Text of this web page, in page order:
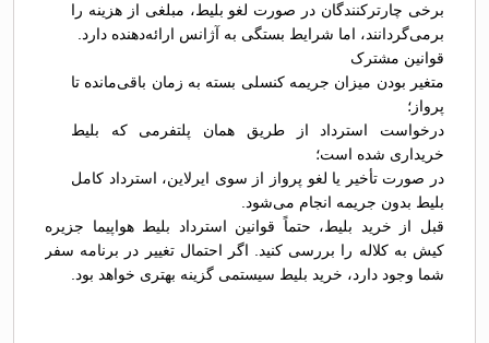
برخی چارترکنندگان در صورت لغو بلیط، مبلغی از هزینه را
برمی‌گردانند، اما شرایط بستگی به آژانس ارائه‌دهنده دارد.
قوانین مشترک
متغیر بودن میزان جریمه کنسلی بسته به زمان باقی‌مانده تا
پرواز؛
درخواست استرداد از طریق همان پلتفرمی که بلیط
خریداری شده است؛
در صورت تأخیر یا لغو پرواز از سوی ایرلاین، استرداد کامل
بلیط بدون جریمه انجام می‌شود.
قبل از خرید بلیط، حتماً قوانین استرداد بلیط هواپیما جزیره
کیش به کلاله را بررسی کنید. اگر احتمال تغییر در برنامه سفر
شما وجود دارد، خرید بلیط سیستمی گزینه بهتری خواهد بود.